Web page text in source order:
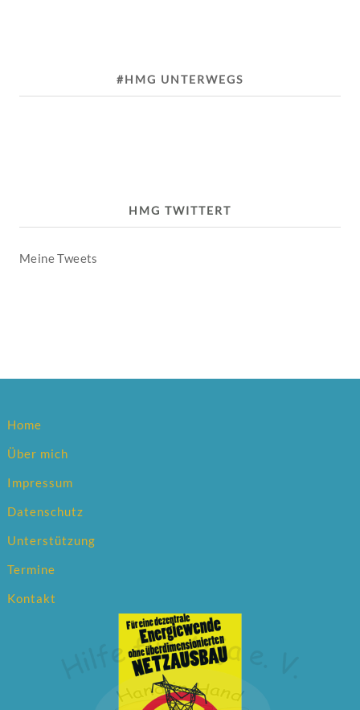
#HMG UNTERWEGS
HMG TWITTERT
Meine Tweets
Home
Über mich
Impressum
Datenschutz
Unterstützung
Termine
Kontakt